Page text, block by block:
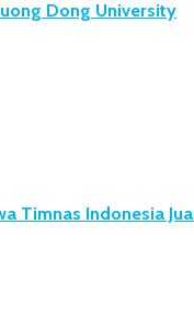
Dong University
Timnas Indonesia